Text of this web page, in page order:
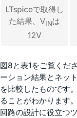
LTspiceで取得し
た結果、VINは
12V
図8と表1をご覧くだ
ーション結果とネッ
を比較したものです
ることがわかります
回路の設計に役立つ